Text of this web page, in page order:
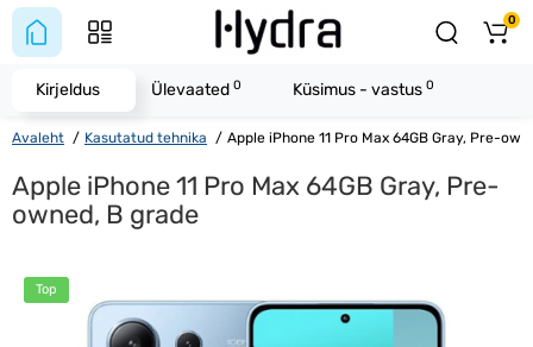
0
Avaleht Kasutatud tehnika Apple iPhone 11 Pro Max 64GB Gray, Pre-
Apple iPhone 11 Pro Max 64GB Gray, Pre-
owned, B grade
Top
Kirjeldus Ülevaated 0 Küsimus - vastus 0